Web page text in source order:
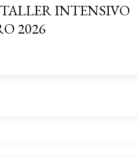
INTENSIVO
2026